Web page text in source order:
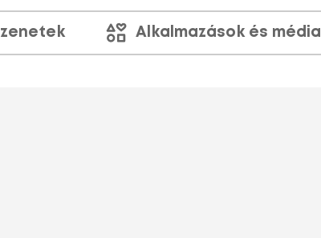
Alkalmazások és média